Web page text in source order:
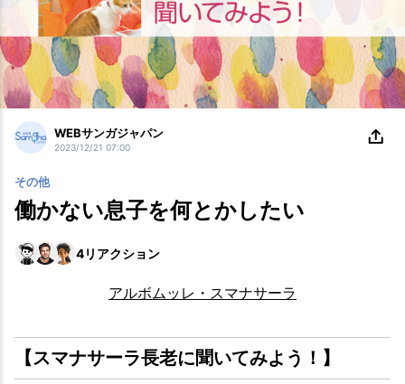
WEBサンガジャパン
2023/12/21 07:00
その他
働かない息子を何とかしたい
4リアクション
アルボムッレ・スマナサーラ
【スマナサーラ長老に聞いてみよう！】